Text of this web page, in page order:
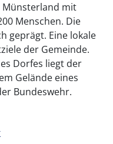
Münsterland mit
Menschen. Die
geprägt. Eine lokale
der Gemeinde.
Dorfes liegt der
Gelände eines
Bundeswehr.